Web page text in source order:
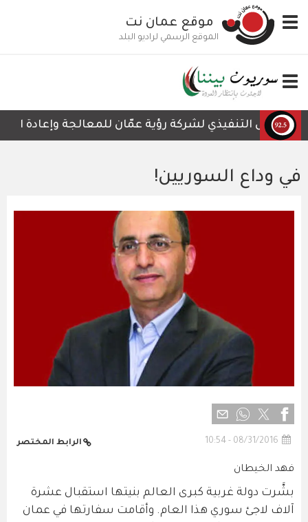
إلى
المحتوى
Toggle
navigation
موقع عمان نت
الموقع الرسمي لراديو البلد
Toggle
navigation
الرئيس التنفيذي لشركة رؤية عمّان للمعالجة وإعادة
في وداع السوريين!
08/31/2016 - 10:54 الرابط المختصر
فهد الخيطان
بشَّرت دولة غربية كبرى العالم بنيتها استقبال عشرة
آلاف لاجئ سوري هذا العام. وأقامت سفارتها في عمان